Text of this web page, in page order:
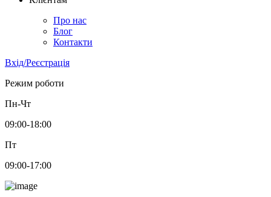
Про нас
Блог
Контакти
Вхід/Реєстрація
Режим роботи
Пн-Чт
09:00-18:00
Пт
09:00-17:00